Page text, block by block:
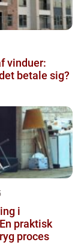
vinduer:
betale sig?
i
praktisk
proces